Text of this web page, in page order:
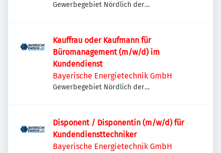
Gewerbegebiet Nördlich der
Kauffrau oder Kaufmann für
Büromanagement (m/w/d) im
Kundendienst
Bayerische Energietechnik GmbH
Gewerbegebiet Nördlich der
Disponent / Disponentin (m/w/d) für
Kundendiensttechniker
Bayerische Energietechnik GmbH